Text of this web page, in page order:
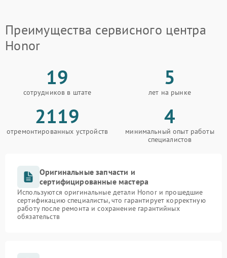
Преимущества сервисного центра
Honor
19
сотрудников в штате
5
лет на рынке
2119
отремонтированных устройств
4
минимальный опыт работы
специалистов
Оригинальные запчасти и
сертифицированные мастера
Используются оригинальные детали Honor и прошедшие
сертификацию специалисты, что гарантирует корректную
работу после ремонта и сохранение гарантийных
обязательств